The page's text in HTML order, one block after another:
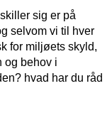
sig er på
selvom vi til hver
for miljøets skyld,
og behov i
hvad har du råd